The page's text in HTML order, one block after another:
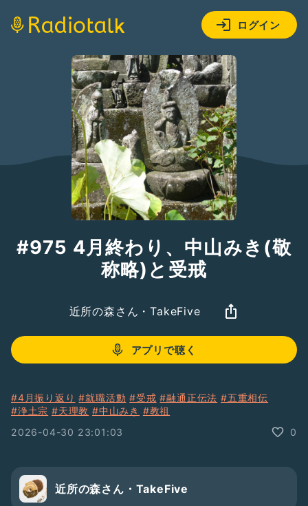
ログイン
#975 4月終わり、中山みき(敬
称略)と受戒
近所の森さん・TakeFive
アプリで聴く
#4月振り返り #就職活動 #受戒 #融通正伝法 #五重相伝
#浄土宗 #天理教 #中山みき #教祖
2026-04-30 23:01:03
0
近所の森さん・TakeFive